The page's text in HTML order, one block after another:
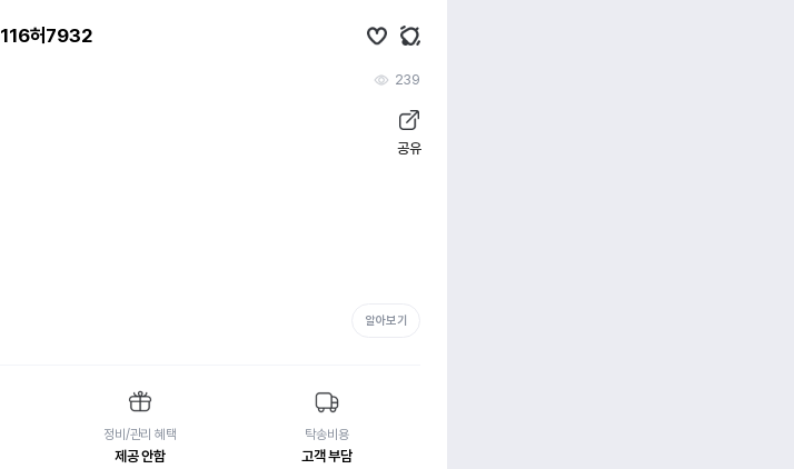
116허7932
239
공유
알아보기
정비/관리 혜택
제공 안함
탁송비용
고객 부담